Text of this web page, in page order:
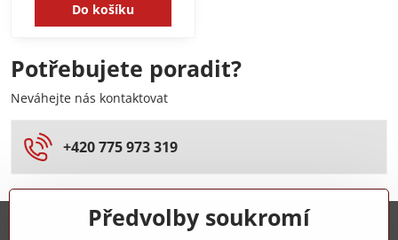
Do košíku
Potřebujete poradit?
Neváhejte nás kontaktovat
+420 775 973 319
Předvolby soukromí